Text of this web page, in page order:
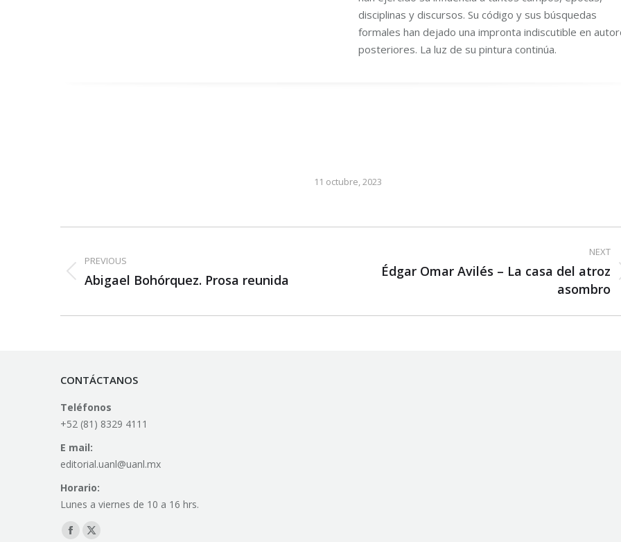
disciplinas y discursos. Su código y sus búsquedas
formales han dejado una impronta indiscutible en
posteriores. La luz de su pintura continúa.
11 octubre, 2023
navigation
PREVIOUS
Previous
Abigael Bohórquez. Prosa reunida
NEXT
NextÉdgar Omar Avilés – La casa del atroz
asombro
CONTÁCTANOS
Teléfonos
+52 (81) 8329 4111
E mail:
editorial.uanl@uanl.mx
Horario:
Lunes a viernes de 10 a 16 hrs.
Find us on:
Facebook
X